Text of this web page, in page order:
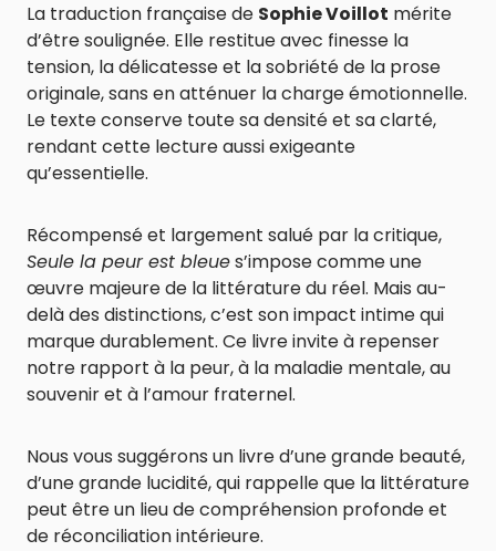
La traduction française de Sophie Voillot mérite
d’être soulignée. Elle restitue avec finesse la
tension, la délicatesse et la sobriété de la prose
originale, sans en atténuer la charge émotionnelle.
Le texte conserve toute sa densité et sa clarté,
rendant cette lecture aussi exigeante
qu’essentielle.
Récompensé et largement salué par la critique,
Seule la peur est bleues’impose comme une
œuvre majeure de la littérature du réel. Mais au-
delà des distinctions, c’est son impact intime qui
marque durablement. Ce livre invite à repenser
notre rapport à la peur, à la maladie mentale, au
souvenir et à l’amour fraternel.
Nous vous suggérons un livre d’une grande beauté,
d’une grande lucidité, qui rappelle que la littérature
peut être un lieu de compréhension profonde et
de réconciliation intérieure.